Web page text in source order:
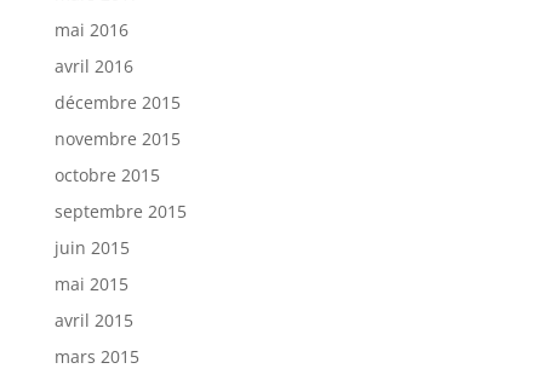
mai 2016
avril 2016
décembre 2015
novembre 2015
octobre 2015
septembre 2015
juin 2015
mai 2015
avril 2015
mars 2015